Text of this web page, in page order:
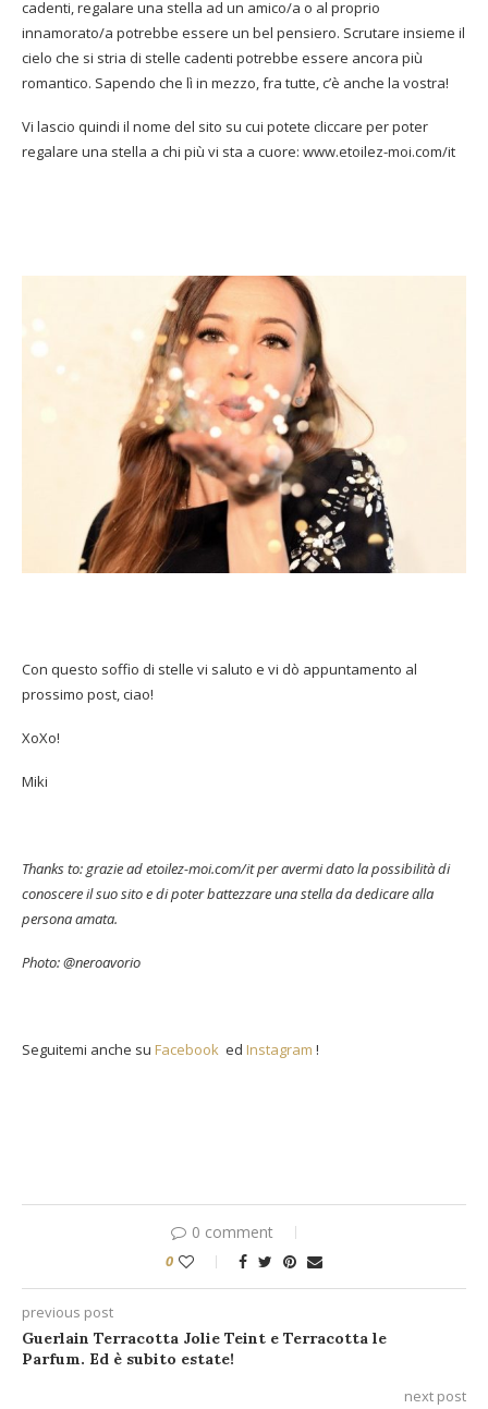
cadenti, regalare una stella ad un amico/a o al proprio
innamorato/a potrebbe essere un bel pensiero. Scrutare insieme il
cielo che si stria di stelle cadenti potrebbe essere ancora più
romantico. Sapendo che lì in mezzo, fra tutte, c’è anche la vostra!
Vi lascio quindi il nome del sito su cui potete cliccare per poter
regalare una stella a chi più vi sta a cuore: www.etoilez-moi.com/it
Con questo soffio di stelle vi saluto e vi dò appuntamento al
prossimo post, ciao!
XoXo!
Miki
Thanks to: grazie ad etoilez-moi.com/it per avermi dato la possibilità di
conoscere il suo sito e di poter battezzare una stella da dedicare alla
persona amata.
Photo: @neroavorio
Seguitemi anche su Facebook ed Instagram !
0 comment
0
previous post
Guerlain Terracotta Jolie Teint e Terracotta le
Parfum. Ed è subito estate!
next post